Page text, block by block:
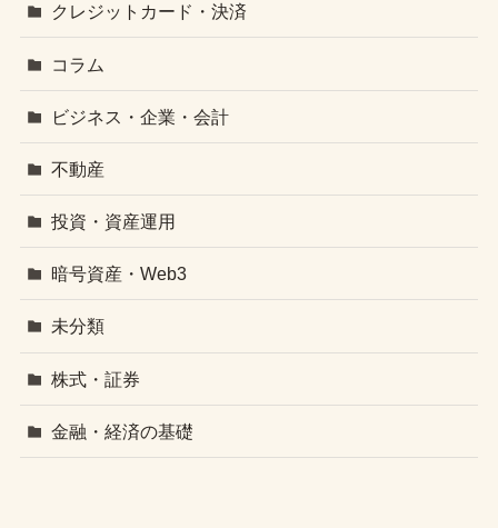
クレジットカード・決済
コラム
ビジネス・企業・会計
不動産
投資・資産運用
暗号資産・Web3
未分類
株式・証券
金融・経済の基礎